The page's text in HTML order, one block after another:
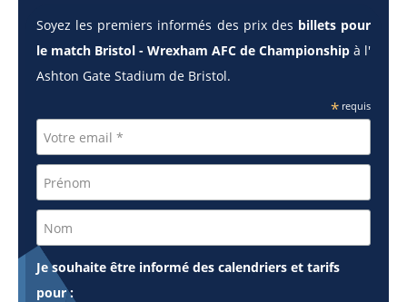
Soyez les premiers informés des prix des billets pour
le match Bristol - Wrexham AFC de Championship à l'
Ashton Gate Stadium de Bristol.
* requis
Je souhaite être informé des calendriers et tarifs
pour :